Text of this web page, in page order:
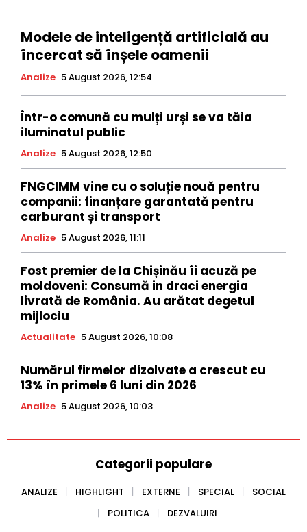
Modele de inteligență artificială au
încercat să înșele oamenii
Analize 5 August 2026, 12:54
Într-o comună cu mulți urși se va tăia
iluminatul public
Analize 5 August 2026, 12:50
FNGCIMM vine cu o soluție nouă pentru
companii: finanțare garantată pentru
carburant și transport
Analize 5 August 2026, 11:11
Fost premier de la Chișinău îi acuză pe
moldoveni: Consumă in draci energia
livrată de România. Au arătat degetul
mijlociu
Actualitate 5 August 2026, 10:08
Numărul firmelor dizolvate a crescut cu
13% în primele 6 luni din 2026
Analize 5 August 2026, 10:03
Categorii populare
ANALIZE HIGHLIGHT EXTERNE SPECIAL
SOCIAL
POLITICA
DEZVALUIRI